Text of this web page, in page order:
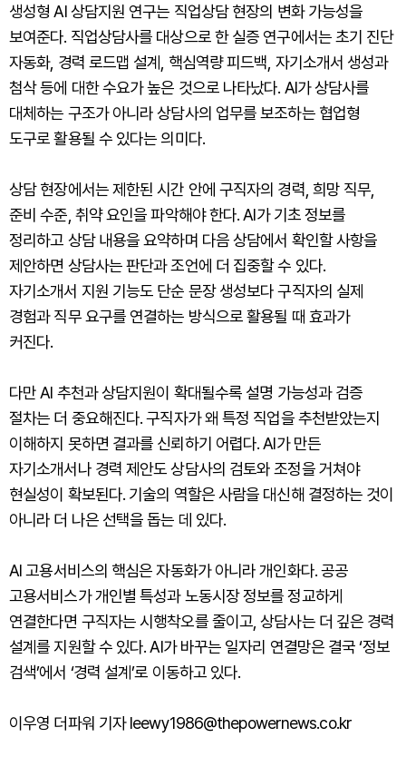
생성형 AI 상담지원 연구는 직업상담 현장의 변화 가능성을
보여준다. 직업상담사를 대상으로 한 실증 연구에서는 초기 진단
자동화, 경력 로드맵 설계, 핵심역량 피드백, 자기소개서 생성과
첨삭 등에 대한 수요가 높은 것으로 나타났다. AI가 상담사를
대체하는 구조가 아니라 상담사의 업무를 보조하는 협업형
도구로 활용될 수 있다는 의미다.
상담 현장에서는 제한된 시간 안에 구직자의 경력, 희망 직무,
준비 수준, 취약 요인을 파악해야 한다. AI가 기초 정보를
정리하고 상담 내용을 요약하며 다음 상담에서 확인할 사항을
제안하면 상담사는 판단과 조언에 더 집중할 수 있다.
자기소개서 지원 기능도 단순 문장 생성보다 구직자의 실제
경험과 직무 요구를 연결하는 방식으로 활용될 때 효과가
커진다.
다만 AI 추천과 상담지원이 확대될수록 설명 가능성과 검증
절차는 더 중요해진다. 구직자가 왜 특정 직업을 추천받았는지
이해하지 못하면 결과를 신뢰하기 어렵다. AI가 만든
자기소개서나 경력 제안도 상담사의 검토와 조정을 거쳐야
현실성이 확보된다. 기술의 역할은 사람을 대신해 결정하는 것이
아니라 더 나은 선택을 돕는 데 있다.
AI 고용서비스의 핵심은 자동화가 아니라 개인화다. 공공
고용서비스가 개인별 특성과 노동시장 정보를 정교하게
연결한다면 구직자는 시행착오를 줄이고, 상담사는 더 깊은 경력
설계를 지원할 수 있다. AI가 바꾸는 일자리 연결망은 결국 ‘정보
검색’에서 ‘경력 설계’로 이동하고 있다.
이우영 더파워 기자 leewy1986@thepowernews.co.kr